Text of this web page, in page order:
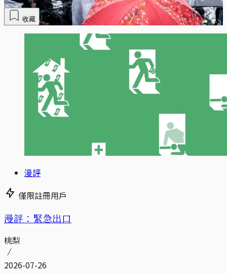
收藏
漫評
僅限註冊用戶
漫評：緊急出口
桃梨
2026-07-26